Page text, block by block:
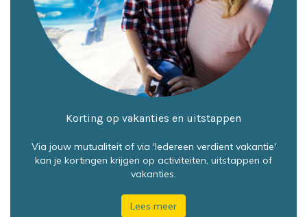
Korting op vakanties en uitstappen
Via jouw mutualiteit of via 'Iedereen verdient vakantie'
kan je kortingen krijgen op activiteiten, uitstappen of
vakanties.
Lees meer